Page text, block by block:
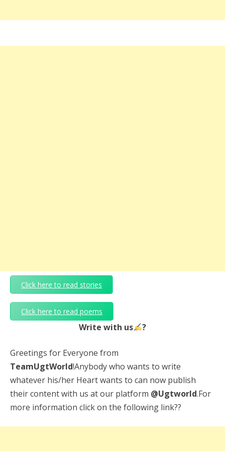
Click here to read stories
Click here to read poems
Write with us ?
Greetings for Everyone from
TeamUgtWorld!Anybody who wants to write
whatever his/her Heart wants to can now publish
their content with us at our platform @Ugtworld.For
more information click on the following link??